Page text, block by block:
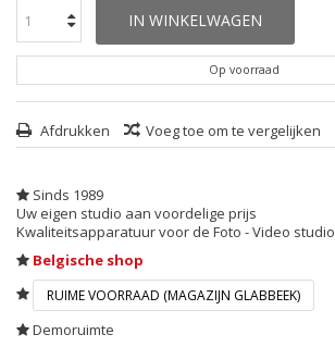
IN WINKELWAGEN
Op voorraad
Afdrukken Voeg toe om te vergelijken
Sinds 1989
Uw eigen studio aan voordelige prijs
Kwaliteitsapparatuur voor de Foto - Video studio
Belgische shop
RUIME VOORRAAD (MAGAZIJN GLABBEEK)
Demoruimte